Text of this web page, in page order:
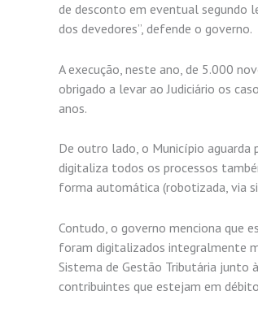
de desconto em eventual segundo
dos devedores”, defende o governo.
A execução, neste ano, de 5.000
obrigado a levar ao Judiciário os
anos.
De outro lado, o Município aguarda
digitaliza todos os processos
forma automática (robotizada, via
Contudo, o governo menciona que
foram digitalizados integralmente
Sistema de Gestão Tributária junto
contribuintes que estejam em